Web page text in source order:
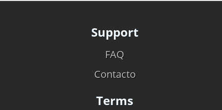
Support
FAQ
Contacto
Terms